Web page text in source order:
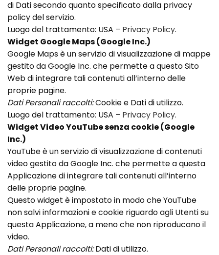
di Dati secondo quanto specificato dalla privacy
policy del servizio.
Luogo del trattamento: USA – Privacy Policy.
Widget Google Maps (Google Inc.)
Google Maps è un servizio di visualizzazione di mappe
gestito da Google Inc. che permette a questo Sito
Web di integrare tali contenuti all’interno delle
proprie pagine.
Dati Personali raccolti:Cookie e Dati di utilizzo.
Luogo del trattamento: USA – Privacy Policy.
Widget Video YouTube senza cookie (Google
Inc.)
YouTube è un servizio di visualizzazione di contenuti
video gestito da Google Inc. che permette a questa
Applicazione di integrare tali contenuti all’interno
delle proprie pagine.
Questo widget è impostato in modo che YouTube
non salvi informazioni e cookie riguardo agli Utenti su
questa Applicazione, a meno che non riproducano il
video.
Dati Personali raccolti:Dati di utilizzo.